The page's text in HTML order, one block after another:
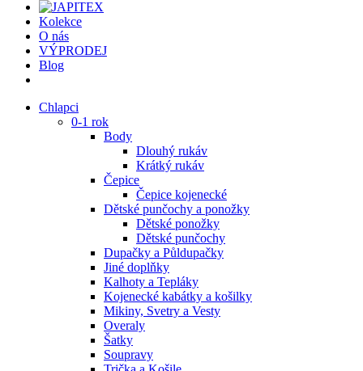
Kolekce
O nás
VÝPRODEJ
Blog
Chlapci
0-1 rok
Body
Dlouhý rukáv
Krátký rukáv
Čepice
Čepice kojenecké
Dětské punčochy a ponožky
Dětské ponožky
Dětské punčochy
Dupačky a Půldupačky
Jiné doplňky
Kalhoty a Tepláky
Kojenecké kabátky a košilky
Mikiny, Svetry a Vesty
Overaly
Šatky
Soupravy